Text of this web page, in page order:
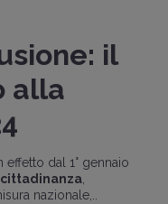
il
alla
dal 1° gennaio
nazionale,..